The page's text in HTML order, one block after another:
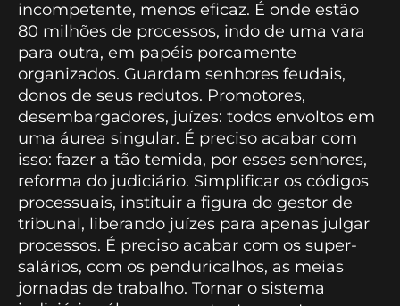
incompetente, menos eficaz. É onde estão
80 milhões de processos, indo de uma vara
para outra, em papéis porcamente
organizados. Guardam senhores feudais,
donos de seus redutos. Promotores,
desembargadores, juízes: todos envoltos em
uma áurea singular. É preciso acabar com
isso: fazer a tão temida, por esses senhores,
reforma do judiciário. Simplificar os códigos
processuais, instituir a figura do gestor de
tribunal, liberando juízes para apenas julgar
processos. É preciso acabar com os super-
salários, com os penduricalhos, as meias
jornadas de trabalho. Tornar o sistema